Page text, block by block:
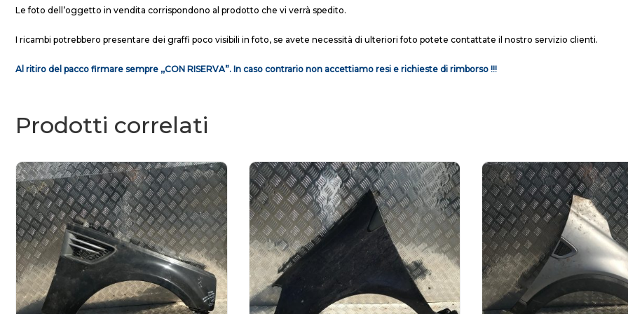
Le foto dell’oggetto in vendita corrispondono al prodotto che vi verrà spedito.
I ricambi potrebbero presentare dei graffi poco visibili in foto, se avete necessità di ulteriori foto potete contattate il nostro servizio clienti.
Al ritiro del pacco firmare sempre ,,CON RISERVA”. In caso contrario non accettiamo resi e richieste di rimborso !!!
Prodotti correlati